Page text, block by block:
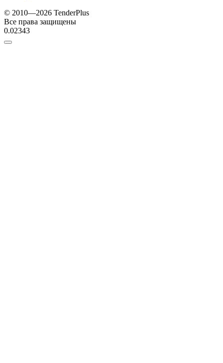
© 2010—2026 TenderPlus
Все права защищены
0.02343